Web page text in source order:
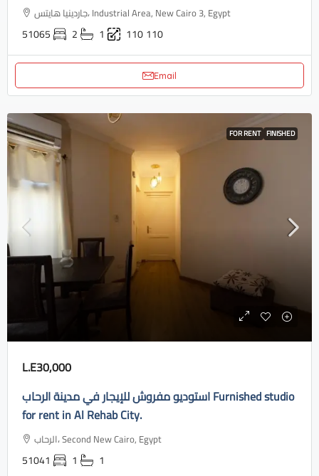
جاردينيا هايتس، Industrial Area, New Cairo 3, Egypt
51065 2 1 110110
Email
FOR RENT FINISHED
L.E30,000
استوديو مفروش للإيجار في مدينة الرحاب Furnished studio
for rent in Al Rehab City.
الرحاب، Second New Cairo, Egypt
51041 1 1